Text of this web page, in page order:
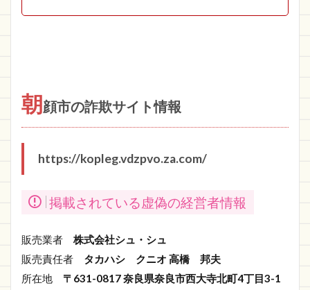
朝顔市の詐欺サイト情報
https://kopleg.vdzpvo.za.com/
掲載されている虚偽の経営者情報
販売業者 株式会社シュ・シュ
販売責任者 タカハシ クニオ 高橋 邦夫
所在地 〒631-0817 奈良県奈良市西大寺北町4丁目3-1